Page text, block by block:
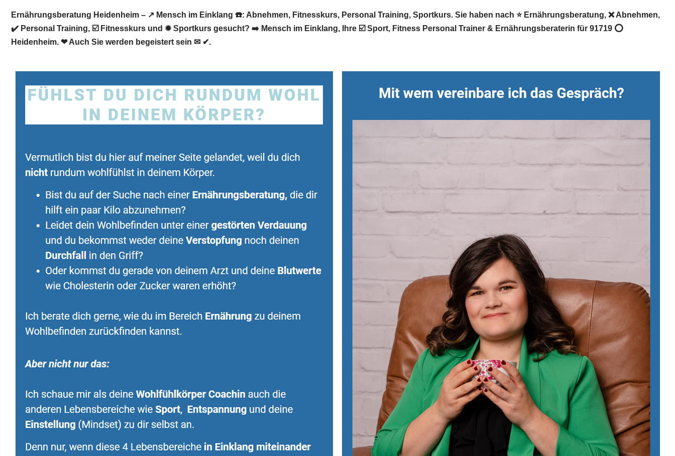
Ernährungsberatung Heidenheim – ↗️ Mensch im Einklang ☎️: Abnehmen, Fitnesskurs, Personal Training, Sportkurs. Sie haben nach ⭐ Ernährungsberatung, ❌ Abnehmen,
✔️ Personal Training, ☑️ Fitnesskurs und ✹ Sportkurs gesucht? ➡️ Mensch im Einklang, Ihre ☑️ Sport, Fitness Personal Trainer & Ernährungsberaterin für 91719 ⭕
Heidenheim. ❤ Auch Sie werden begeistert sein ✉ ✔.